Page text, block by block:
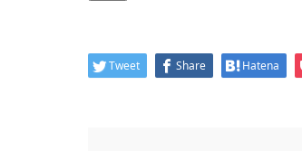
Tweet Share Hatena